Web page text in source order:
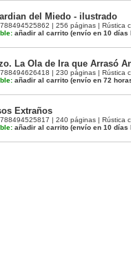
del Miedo - ilustrado
| 256 páginas | Rústica
añadir al carrito (envío en 10 días
La Ola de Ira que Arrasó
| 230 páginas | Rústica
añadir al carrito (envío en 72
Extraños
| 240 páginas | Rústica
añadir al carrito (envío en 10 días